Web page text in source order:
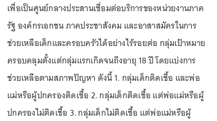
เพื่อเป็นศูนย์กลางประสานเชื่อมต่อบริการของหน่วยงานภาค
รัฐ องค์กรเอกชน ภาคประชาสังคม และอาสาสมัครในการ
ช่วยเหลือเด็กและครอบครัวได้อย่างไร้รอยต่อ กลุ่มเป้าหมาย
ครอบคลุมตั้งแต่กลุ่มแรกเกิดจนถึงอายุ 18 ปี โดยแบ่งการ
ช่วยเหลือตามสภาพปัญหา ดังนี้ 1. กลุ่มเด็กติดเชื้อ และพ่อ
แม่หรือผู้ปกครองติดเชื้อ 2. กลุ่มเด็กติดเชื้อ แต่พ่อแม่หรือผู้
ปกครองไม่ติดเชื้อ 3. กลุ่มเด็กไม่ติดเชื้อ แต่พ่อแม่หรือผู้